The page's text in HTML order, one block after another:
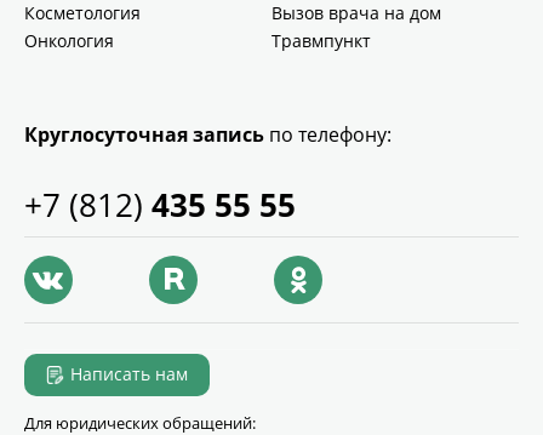
Косметология
Вызов врача на дом
Онкология
Травмпункт
Круглосуточная запись по телефону:
+7 (812) 435 55 55
Написать нам
Для юридических обращений: